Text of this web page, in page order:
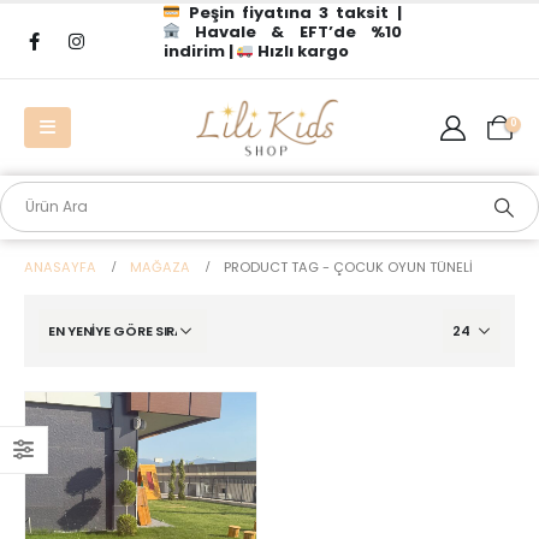
Peşin fiyatına 3 taksit |
Havale & EFT’de %10
indirim |
Hızlı kargo
0
ANASAYFA MAĞAZA PRODUCT TAG - ÇOCUK OYUN TÜNELI